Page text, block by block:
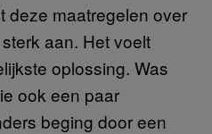
deze maatregelen over
aan. Het voelt
oplossing. Was
ook een paar
beging door een